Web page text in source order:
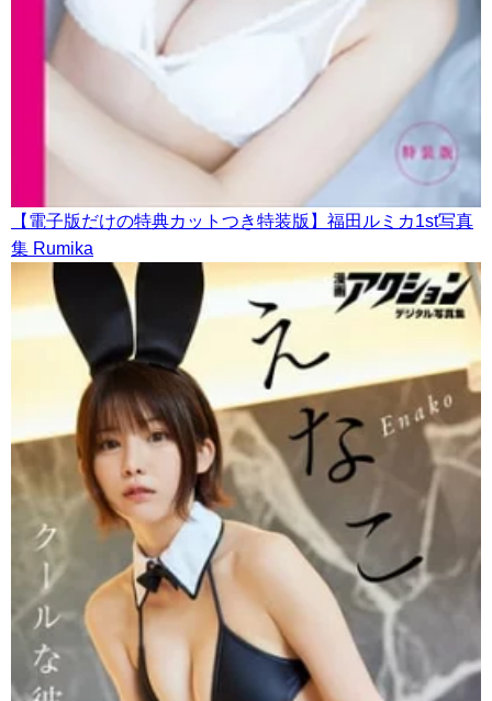
【電子版だけの特典カットつき特装版】福田ルミカ1st写真
集 Rumika